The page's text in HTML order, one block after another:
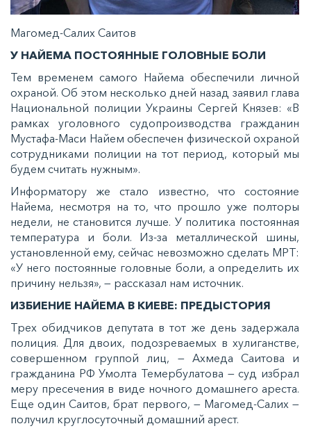
Магомед-Салих Саитов
У НАЙЕМА ПОСТОЯННЫЕ ГОЛОВНЫЕ БОЛИ
Тем временем самого Найема обеспечили личной
охраной. Об этом несколько дней назад заявил глава
Национальной полиции Украины Сергей Князев: «В
рамках уголовного судопроизводства гражданин
Мустафа-Маси Найем обеспечен физической охраной
сотрудниками полиции на тот период, который мы
будем считать нужным».
Информатору же стало известно, что состояние
Найема, несмотря на то, что прошло уже полторы
недели, не становится лучше. У политика постоянная
температура и боли. Из-за металлической шины,
установленной ему, сейчас невозможно сделать МРТ:
«У него постоянные головные боли, а определить их
причину нельзя», — рассказал нам источник.
ИЗБИЕНИЕ НАЙЕМА В КИЕВЕ: ПРЕДЫСТОРИЯ
Трех обидчиков депутата в тот же день задержала
полиция. Для двоих, подозреваемых в хулиганстве,
совершенном группой лиц, — Ахмеда Саитова и
гражданина РФ Умолта Темербулатова — суд избрал
меру пресечения в виде ночного домашнего ареста.
Еще один Саитов, брат первого, — Магомед-Салих —
получил круглосуточный домашний арест.